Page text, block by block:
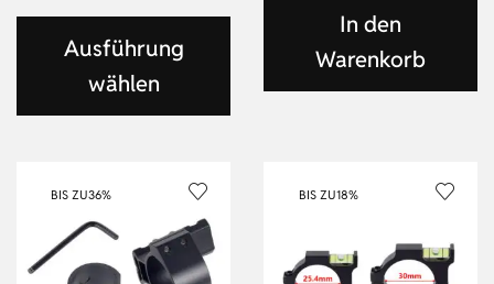
Ausführung
wählen
In den
Warenkorb
BIS ZU36% BIS ZU18%